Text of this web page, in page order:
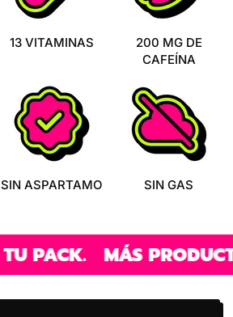
13 VITAMINAS
200 MG DE
CAFEÍNA
SIN ASPARTAMO SIN GAS
MÁS PRODUCTO,